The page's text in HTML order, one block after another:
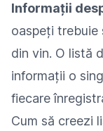
Informații
oaspeți trebuie
din vin. O listă
informații o
fiecare
Cum să creezi